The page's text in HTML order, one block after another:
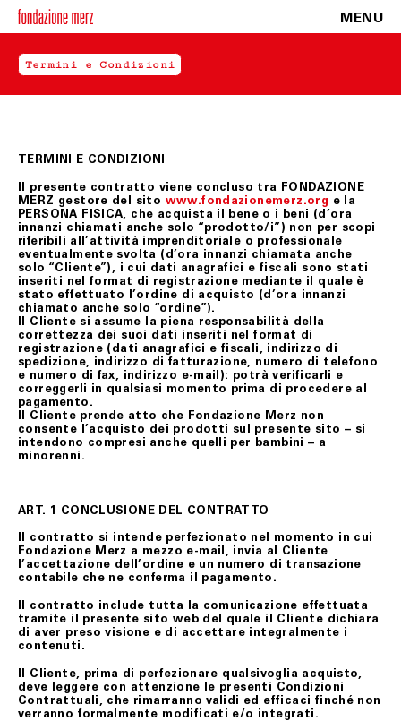
MENU
Termini e Condizioni
TERMINI E CONDIZIONI
Il presente contratto viene concluso tra FONDAZIONE
MERZ gestore del sito www.fondazionemerz.org e la
PERSONA FISICA, che acquista il bene o i beni (d’ora
innanzi chiamati anche solo “prodotto/i”) non per scopi
riferibili all’attività imprenditoriale o professionale
eventualmente svolta (d’ora innanzi chiamata anche
solo “Cliente”), i cui dati anagrafici e fiscali sono stati
inseriti nel format di registrazione mediante il quale è
stato effettuato l’ordine di acquisto (d’ora innanzi
chiamato anche solo “ordine”).
Il Cliente si assume la piena responsabilità della
correttezza dei suoi dati inseriti nel format di
registrazione (dati anagrafici e fiscali, indirizzo di
spedizione, indirizzo di fatturazione, numero di telefono
e numero di fax, indirizzo e-mail): potrà verificarli e
correggerli in qualsiasi momento prima di procedere al
pagamento.
Il Cliente prende atto che Fondazione Merz non
consente l’acquisto dei prodotti sul presente sito – si
intendono compresi anche quelli per bambini – a
minorenni.
ART. 1 CONCLUSIONE DEL CONTRATTO
Il contratto si intende perfezionato nel momento in cui
Fondazione Merz a mezzo e-mail, invia al Cliente
l’accettazione dell’ordine e un numero di transazione
contabile che ne conferma il pagamento.
Il contratto include tutta la comunicazione effettuata
tramite il presente sito web del quale il Cliente dichiara
di aver preso visione e di accettare integralmente i
contenuti.
Il Cliente, prima di perfezionare qualsivoglia acquisto,
deve leggere con attenzione le presenti Condizioni
Contrattuali, che rimarranno validi ed efficaci finché non
verranno formalmente modificati e/o integrati.